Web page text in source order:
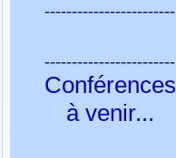
------------------------
------------------------
Conférences
à venir...